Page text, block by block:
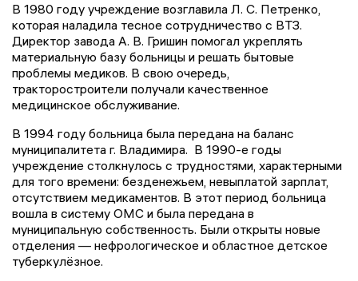
В 1980 году учреждение возглавила Л. С. Петренко,
которая наладила тесное сотрудничество с ВТЗ.
Директор завода А. В. Гришин помогал укреплять
материальную базу больницы и решать бытовые
проблемы медиков. В свою очередь,
тракторостроители получали качественное
медицинское обслуживание.
В 1994 году больница была передана на баланс
муниципалитета г. Владимира. В 1990-е годы
учреждение столкнулось с трудностями, характерными
для того времени: безденежьем, невыплатой зарплат,
отсутствием медикаментов. В этот период больница
вошла в систему ОМС и была передана в
муниципальную собственность. Были открыты новые
отделения — нефрологическое и областное детское
туберкулёзное.